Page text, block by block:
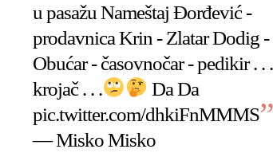
u pasažu Nameštaj Đorđević -
prodavnica Krin - Zlatar Dodig -
Obućar - časovnočar - pedikir . .
krojač . . .
Da Da
pic.twitter.com/dhkiFnMMMS
— Misko Misko